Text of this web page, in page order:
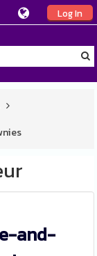
Log In
and-